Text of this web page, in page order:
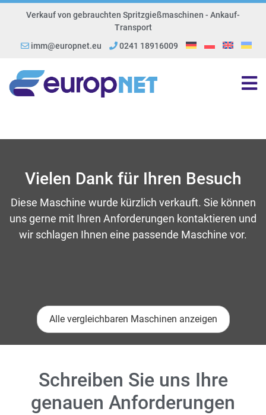
Verkauf von gebrauchten Spritzgießmaschinen - Ankauf-
Transport
imm@europnet.eu
0241 18916009
Vielen Dank für Ihren Besuch
Diese Maschine wurde kürzlich verkauft. Sie können
uns gerne mit Ihren Anforderungen kontaktieren und
wir schlagen Ihnen eine passende Maschine vor.
Alle vergleichbaren Maschinen anzeigen
Schreiben Sie uns Ihre
genauen Anforderungen